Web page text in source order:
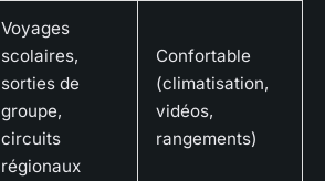
Voyages
scolaires,
sorties de
groupe,
circuits
régionaux
Confortable
(climatisation,
vidéos,
rangements)